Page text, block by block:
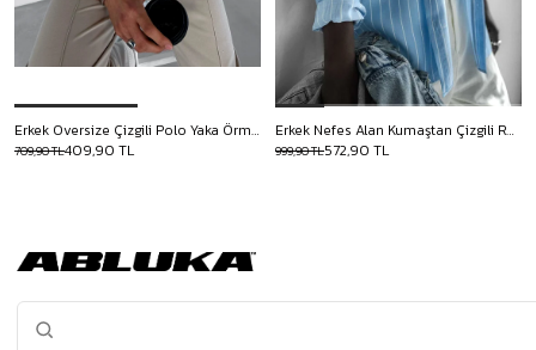
Erkek Oversize Çizgili Polo Yaka Örme Gömlek Gri
409,90 TL
709,90 TL
Erkek Nefes Alan Kumaştan Çizgili Rahat Oversize Gömlek Mavi
572,90 TL
999,90 TL
ve doğru parça seçildiğinde hem gündelik hem de özel anlara kolaylıkla